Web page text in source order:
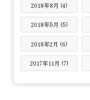
2018年8月 (4)
2018年5月 (5)
2018年2月 (6)
2017年11月 (7)